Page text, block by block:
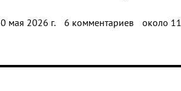
мая 2026 г. 6 комментариев около